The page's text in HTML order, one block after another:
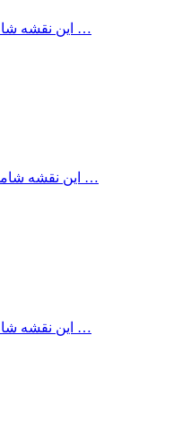
این نقشه شامل اطلاعات راه‌ها(اعم از بزرگراه، آزادراه، جاده آسفالته، جاده شنی، جاده خاکی، سایر جاده‌ها) با ذکر مسافت …
این نقشه شامل اطلاعات راه‌ها (اعم از بزرگراه، آزادراه، جاده آسفالته، جاده شنی، جاده خاکی، سایر جاده ها) با ذکر مسافت …
این نقشه شامل اطلاعات راه‌ها(اعم از بزرگراه، آزادراه، جاده آسفالته، جاده شنی، جاده خاکی، سایر جاده‌ها) با ذکر مسافت …